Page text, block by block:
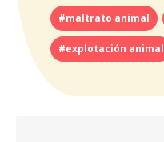
#maltrato animal
#explotación animal